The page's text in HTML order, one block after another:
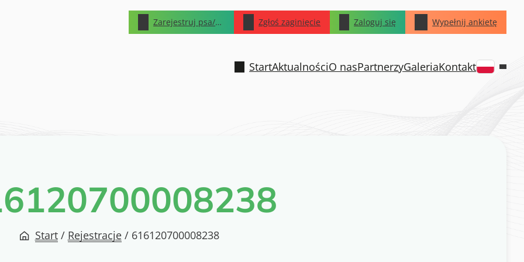
Zarejestruj psa/kota Zgłoś zaginięcie Zaloguj się Wypełnij ankietę
StartAktualnościO nasPartnerzyGaleriaKontakt
Start / Rejestracje / 616120700008238